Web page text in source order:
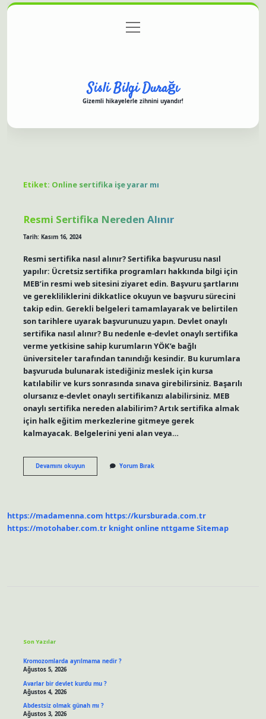
Gizlilik Politikası
menüyü
aç
Sisli Bilgi Durağı
Gizemli hikayelerle zihnini uyandır!
Etiket: Online sertifika işe yarar mı
Resmi Sertifika Nereden Alınır
Tarih: Kasım 16, 2024
Resmi sertifika nasıl alınır? Sertifika başvurusu nasıl
yapılır: Ücretsiz sertifika programları hakkında bilgi için
MEB’in resmi web sitesini ziyaret edin. Başvuru şartlarını
ve gerekliliklerini dikkatlice okuyun ve başvuru sürecini
takip edin. Gerekli belgeleri tamamlayarak ve belirtilen
son tarihlere uyarak başvurunuzu yapın. Devlet onaylı
sertifika nasıl alınır? Bu nedenle e-devlet onaylı sertifika
verme yetkisine sahip kurumların YÖK’e bağlı
üniversiteler tarafından tanındığı kesindir. Bu kurumlara
başvuruda bulunarak istediğiniz meslek için kursa
katılabilir ve kurs sonrasında sınava girebilirsiniz. Başarılı
olursanız e-devlet onaylı sertifikanızı alabilirsiniz. MEB
onaylı sertifika nereden alabilirim? Artık sertifika almak
için halk eğitim merkezlerine gitmeye gerek
kalmayacak. Belgelerini yeni alan veya…
Devamını okuyunResmi
Sertifika
Yorum Bırak
https://madamenna.com https://kursburada.com.tr
https://motohaber.com.tr knight online nttgame Sitemap
Son Yazılar
Kromozomlarda ayrılmama nedir ?
Ağustos 5, 2026
Avarlar bir devlet kurdu mu ?
Ağustos 4, 2026
Abdestsiz olmak günah mı ?
Ağustos 3, 2026